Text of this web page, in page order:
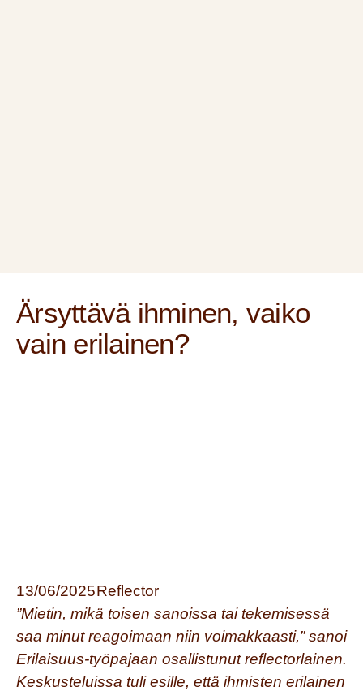
Ärsyttävä ihminen, vaiko
vain erilainen?
13/06/2025Reflector
”Mietin, mikä toisen sanoissa tai tekemisessä
saa minut reagoimaan niin voimakkaasti,” sanoi
Erilaisuus-työpajaan osallistunutreflectorlainen.
Keskusteluissa tuli esille, että ihmisten erilainen